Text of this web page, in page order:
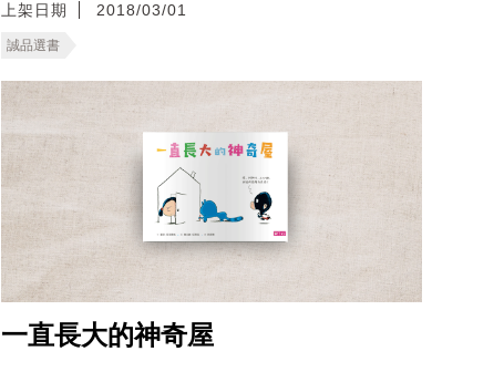
上架日期 2018/03/01
誠品選書
一直長大的神奇屋